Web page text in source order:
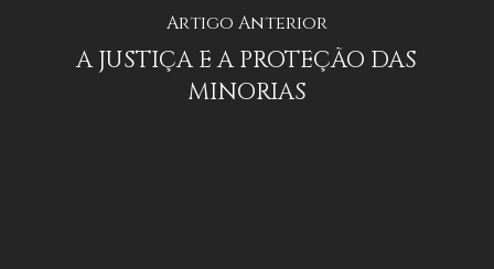
Artigo Anterior
A JUSTIÇA E A PROTEÇÃO DAS
MINORIAS